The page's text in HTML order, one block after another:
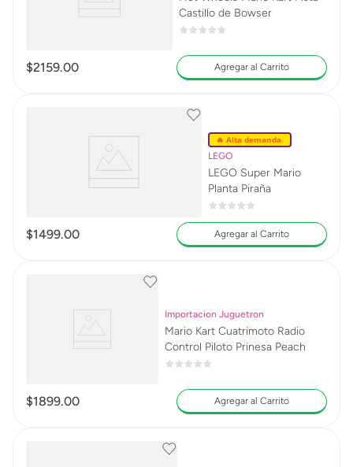
Castillo de Bowser
$2159.00 Agregar al Carrito
🔥 Alta demanda.
LEGO
LEGO Super Mario
Planta Piraña
$1499.00 Agregar al Carrito
Importacion Juguetron
Mario Kart Cuatrimoto Radio
Control Piloto Prinesa Peach
$1899.00 Agregar al Carrito